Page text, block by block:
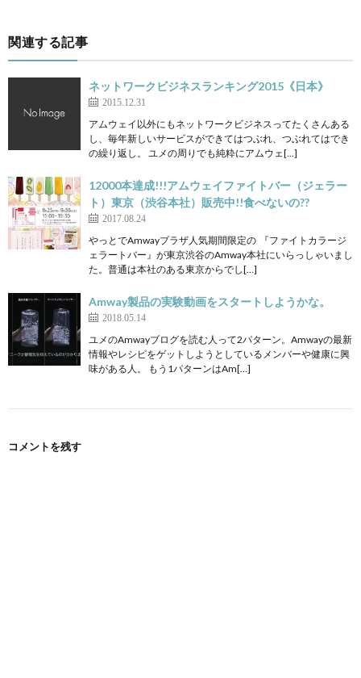
関連する記事
ネットワークビジネスランキング2015《日本》
2015.12.31
アムウェイ以外にもネットワークビジネスってたくさんある
し、毎年新しいサービスができてはつぶれ、つぶれてはでき
の繰り返し。 ユメの周りでも純粋にアムウェ[…]
12000本達成!!!アムウェイファイトバー（ジェラー
ト）東京（渋谷本社）販売中!!食べないの??
2017.08.24
やっとでAmwayプラザ人気期間限定の 『ファイトカラージ
ェラートバー』が東京渋谷のAmway本社にいらっしゃいまし
た。普通は本社のある東京からでし[…]
Amway製品の実験動画をスタートしようかな。
2018.05.14
ユメのAmwayブログを読む人って2パターン。Amwayの最新
情報やレシピをゲットしようとしているメンバーや健康に興
味がある人。 もう1パターンはAm[…]
コメントを残す